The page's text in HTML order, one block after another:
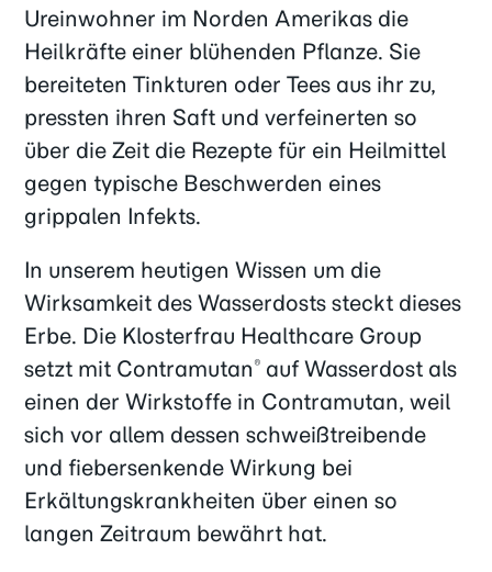
Ureinwohner im Norden Amerikas die
Heilkräfte einer blühenden Pflanze. Sie
bereiteten Tinkturen oder Tees aus ihr zu,
pressten ihren Saft und verfeinerten so
über die Zeit die Rezepte für ein Heilmittel
gegen typische Beschwerden eines
grippalen Infekts.
In unserem heutigen Wissen um die
Wirksamkeit des Wasserdosts steckt dieses
Erbe. Die Klosterfrau Healthcare Group
setzt mit Contramutan ® auf Wasserdost als
einen der Wirkstoffe in Contramutan, weil
sich vor allem dessen schweißtreibende
und fiebersenkende Wirkung bei
Erkältungskrankheiten über einen so
langen Zeitraum bewährt hat.